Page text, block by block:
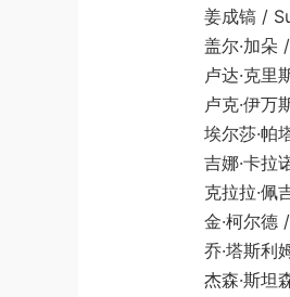
姜成镐 / Sung
盖尔·加朵 / Gal
卢达·克里斯 /
卢克·伊万斯 /
埃尔莎·帕塔奇 /
吉娜·卡拉诺 /
克拉拉·佩吉特 /
金·柯尔德 /
乔·塔斯利姆 /
杰森·斯坦森 /